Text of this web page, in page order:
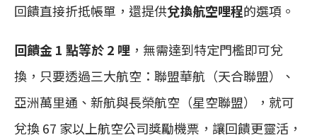
回饋直接折抵帳單，還提供兌換航空哩程的選項。
回饋金 1 點等於 2 哩 ，無需達到特定門檻即可兌
換，只要透過三大航空：聯盟華航（天合聯盟）、
亞洲萬里通、新航與長榮航空（星空聯盟），就可
兌換 67 家以上航空公司獎勵機票，讓回饋更靈活，